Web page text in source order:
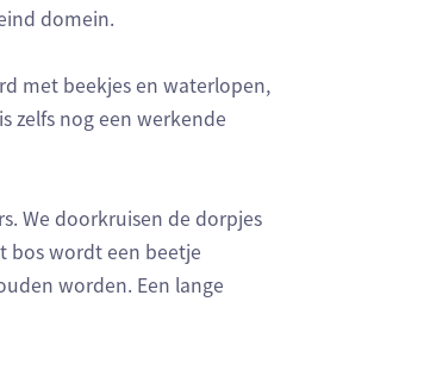
domein.
met beekjes en waterlopen,
zelfs nog een werkende
We doorkruisen de dorpjes
bos wordt een beetje
worden. Een lange